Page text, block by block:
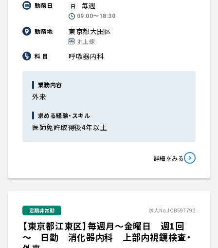
勤務日 日 毎週
09:00〜18:30
勤務地 東京都大田区
池上線
科 目
呼吸器内科
業務内容
外来
求める経験・スキル
医師免許取得後4年以上
詳細をみる
定期非常勤 求人No.JOB597792
【東京都江東区】毎週月～金曜日 週1回
～ 日勤 消化器内科 上部内視鏡検査・